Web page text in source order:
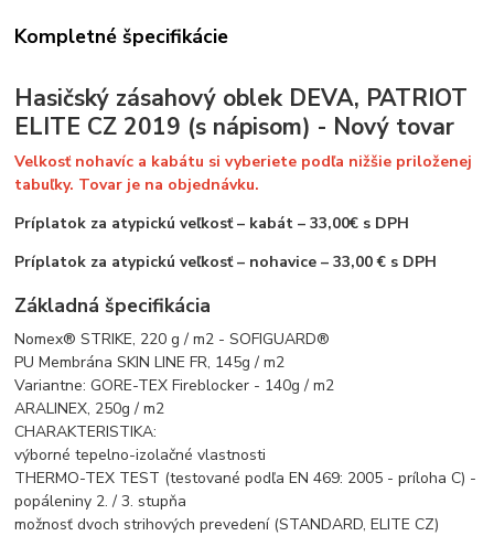
Kompletné špecifikácie
Hasičský zásahový oblek DEVA, PATRIOT
ELITE CZ 2019 (s nápisom) - Nový tovar
Velkosť nohavíc a kabátu si vyberiete podľa nižšie priloženej
tabuľky. Tovar je na objednávku.
Príplatok za atypickú veľkosť – kabát – 33,00€ s DPH
Príplatok za atypickú veľkosť – nohavice – 33,00 € s DPH
Základná špecifikácia
Nomex® STRIKE, 220 g / m2 - SOFIGUARD®
PU Membrána SKIN LINE FR, 145g / m2
Variantne: GORE-TEX Fireblocker - 140g / m2
ARALINEX, 250g / m2
CHARAKTERISTIKA:
výborné tepelno-izolačné vlastnosti
THERMO-TEX TEST (testované podľa EN 469: 2005 - príloha C) -
popáleniny 2. / 3. stupňa
možnosť dvoch strihových prevedení (STANDARD, ELITE CZ)